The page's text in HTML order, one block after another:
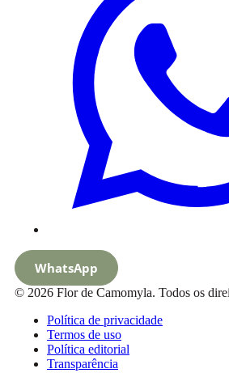
WhatsApp
© 2026 Flor de Camomyla. Todos os
Política de privacidade
Termos de uso
Política editorial
Transparência